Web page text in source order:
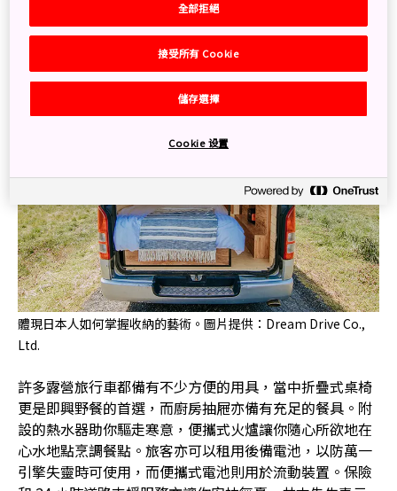
露營旅行車的大小和款式各異，但大多數都配備了床鋪、
洗手盆、雪櫃、儲物空間、折疊式桌子及窗簾。
體現日本人如何掌握收納的藝術。圖片提供：Dream Drive Co.,
Ltd.
許多露營旅行車都備有不少方便的用具，當中折疊式桌椅
更是即興野餐的首選，而廚房抽屜亦備有充足的餐具。附
設的熱水器助你驅走寒意，便攜式火爐讓你隨心所欲地在
心水地點烹調餐點。旅客亦可以租用後備電池，以防萬一
引擎失靈時可使用，而便攜式電池則用於流動裝置。保險
全部拒絕
接受所有 Cookie
儲存選擇
Cookie 设置